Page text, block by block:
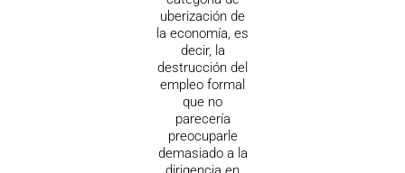
uberización de
la economía, es
decir, la
destrucción del
empleo formal
que no
parecería
preocuparle
demasiado a la